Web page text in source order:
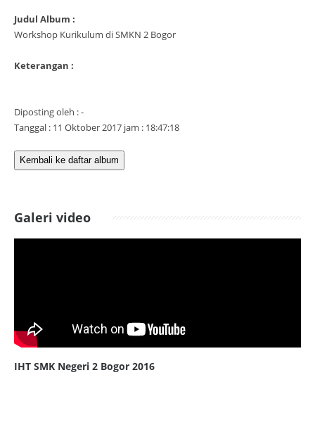
Judul Album :
Workshop Kurikulum di SMKN 2 Bogor
Keterangan :
Diposting oleh : -
Tanggal : 11 Oktober 2017 jam : 18:47:18
Kembali ke daftar album
Galeri video
IHT SMK Negeri 2 Bogor 2016